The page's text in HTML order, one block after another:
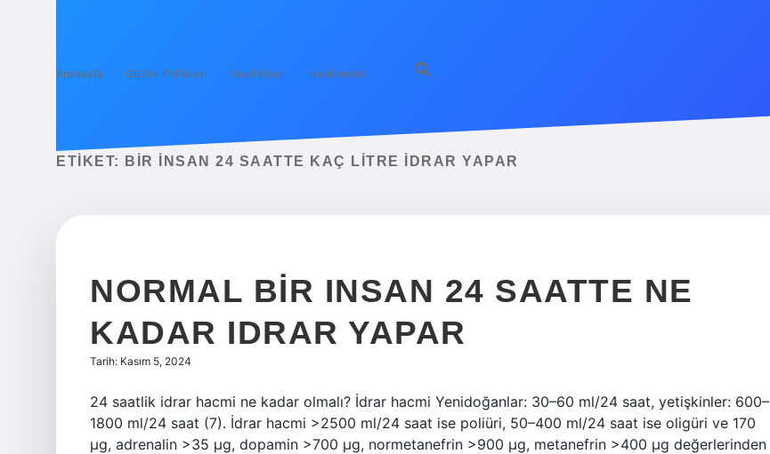
Anasayfa Gizlilik Politikası Yasal Uyarı Hakkımızda
ETIKET: BIR INSAN 24 SAATTE KAÇ LITRE IDRAR YAPAR
NORMAL BIR INSAN 24 SAATTE NE
KADAR IDRAR YAPAR
Tarih: Kasım 5, 2024
24 saatlik idrar hacmi ne kadar olmalı? İdrar hacmi Yenidoğanlar: 30–60 ml/24 saat, yetişkinler: 600–
1800 ml/24 saat (7). İdrar hacmi >2500 ml/24 saat ise poliüri, 50–400 ml/24 saat ise oligüri ve 170
µg, adrenalin >35 µg, dopamin >700 µg, normetanefrin >900 µg, metanefrin >400 µg değerlerinden